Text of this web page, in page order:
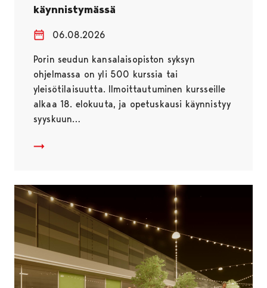
käynnistymässä
06.08.2026
Porin seudun kansalaisopiston syksyn
ohjelmassa on yli 500 kurssia tai
yleisötilaisuutta. Ilmoittautuminen kursseille
alkaa 18. elokuuta, ja opetuskausi käynnistyy
syyskuun…
Kansalaisopiston syyskausi on käynnistymässä